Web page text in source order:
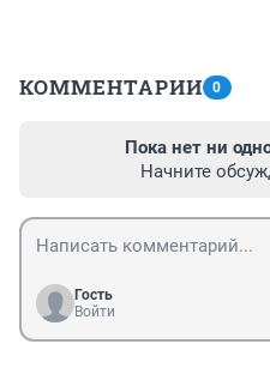
КОММЕНТАРИИ 0
Пока нет ни
Начните
Гость
Войти